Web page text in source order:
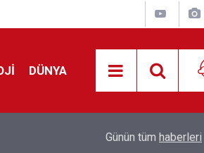
DÜNYA
kontrol edecek
Günün tüm haberleri